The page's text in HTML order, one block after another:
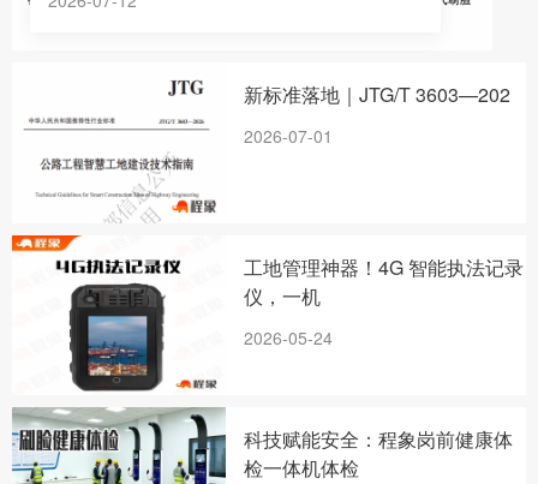
新标准落地｜JTG/T 3603—202
2026-07-01
工地管理神器！4G 智能执法记录
仪，一机
2026-05-24
科技赋能安全：程象岗前健康体
检一体机体检